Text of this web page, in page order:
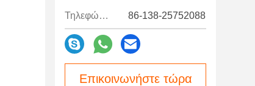
Τηλεφώνημα: 86-138-25752088
Επικοινωνήστε τώρα